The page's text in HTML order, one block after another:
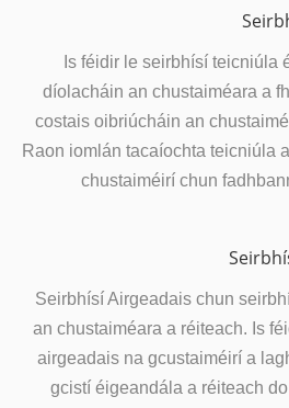
Is féidir le seirbhísí teicniúla
díolacháin an chustaiméara a
costais oibriúcháin an
Raon iomlán tacaíochta teicniúla
chustaiméirí chun
Seirbhísí Airgeadais chun
an chustaiméara a réiteach. Is
airgeadais na gcustaiméirí a
gcistí éigeandála a réiteach